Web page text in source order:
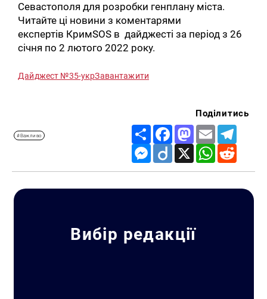
Севастополя для розробки генплану міста.
Читайте ці новини з коментарями
експертів КримSOS в дайджесті за період з 26
січня по 2 лютого 2022 року.
Дайджест №35-укрЗавантажити
#Важливо
Поділитись
Share FacebookMastodon
Email
Messenger
Diigo X WhatsApp
Вибір редакції